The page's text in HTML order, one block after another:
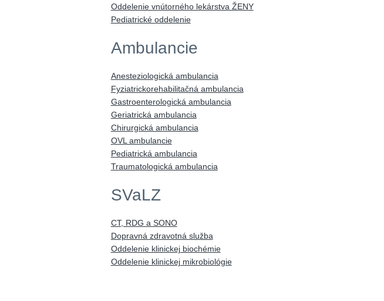
Oddelenie vnútorného lekárstva ŽENY
Pediatrické oddelenie
Ambulancie
Anesteziologická ambulancia
Fyziatrickorehabilitačná ambulancia
Gastroenterologická ambulancia
Geriatrická ambulancia
Chirurgická ambulancia
OVL ambulancie
Pediatrická ambulancia
Traumatologická ambulancia
SVaLZ
CT, RDG a SONO
Dopravná zdravotná služba
Oddelenie klinickej biochémie
Oddelenie klinickej mikrobiológie